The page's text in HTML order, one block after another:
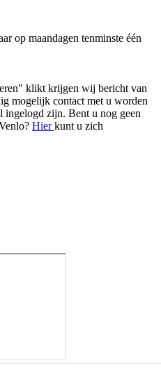
op maandagen tenminste één
klikt krijgen wij bericht van
mogelijk contact met u worden
zijn. Bent u nog geen
Hierkunt u zich